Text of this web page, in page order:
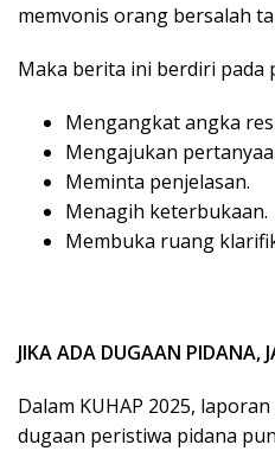
memvonis orang bersalah
Maka berita ini berdiri pada
Mengangkat angka
Mengajukan
Meminta penjelasan.
Menagih keterbukaan.
Membuka ruang
JIKA ADA DUGAAN PIDANA,
Dalam KUHAP 2025,
dugaan peristiwa pidana